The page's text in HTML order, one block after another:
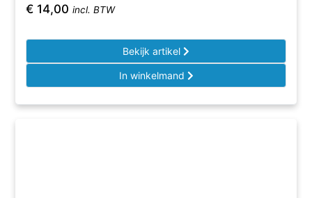
€ 14,00 incl. BTW
Bekijk artikel
In winkelmand